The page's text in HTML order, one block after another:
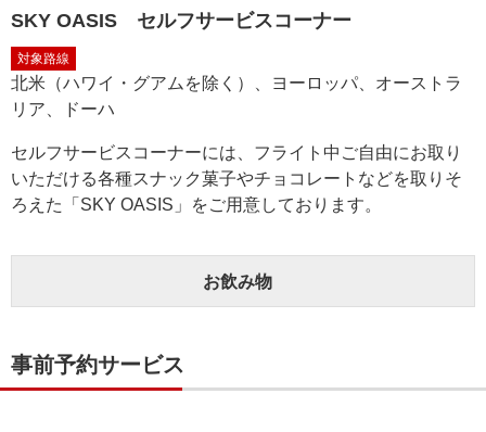
SKY OASIS セルフサービスコーナー
対象路線
北米（ハワイ・グアムを除く）、ヨーロッパ、オーストラ
リア、ドーハ
セルフサービスコーナーには、フライト中ご自由にお取り
いただける各種スナック菓子やチョコレートなどを取りそ
ろえた「SKY OASIS」をご用意しております。
お飲み物
事前予約サービス